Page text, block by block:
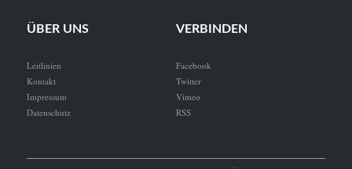
ÜBER UNS
Leitlinien
Kontakt
Impressum
Datenschutz
VERBINDEN
Facebook
Twitter
Vimeo
RSS